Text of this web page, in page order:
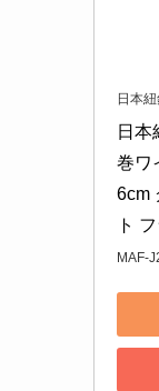
日本
日本
巻ワ
6cm
ト
MAF-